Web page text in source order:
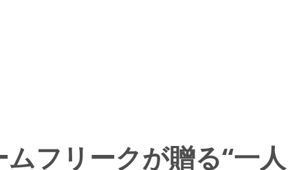
フリークが贈る“一人